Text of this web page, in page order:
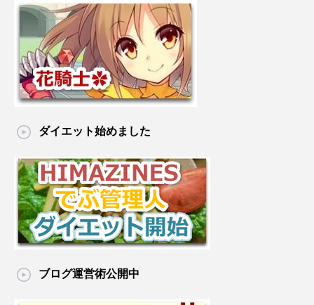
ダイエット始めました
ブログ運営術公開中